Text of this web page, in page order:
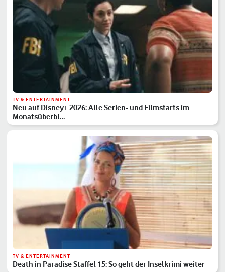
TV & ENTERTAINMENT
Neu auf Disney+ 2026: Alle Serien- und Filmstarts im
Monatsüberbl…
TV & ENTERTAINMENT
Death in Paradise Staffel 15: So geht der Inselkrimi weiter